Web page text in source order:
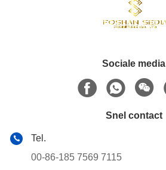
Sociale media
Snel contact
Tel.
00-86-185 7569 7115